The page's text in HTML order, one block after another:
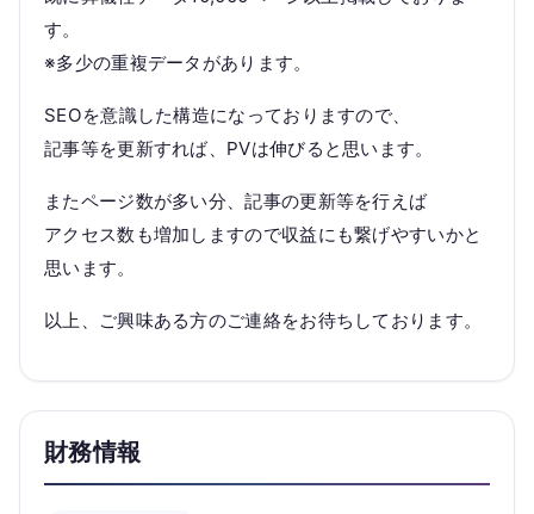
す。
※多少の重複データがあります。
SEOを意識した構造になっておりますので、
記事等を更新すれば、PVは伸びると思います。
またページ数が多い分、記事の更新等を行えば
アクセス数も増加しますので収益にも繋げやすいかと
思います。
以上、ご興味ある方のご連絡をお待ちしております。
財務情報